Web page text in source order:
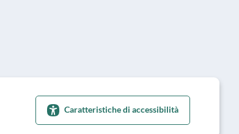
Caratteristiche di accessibilità